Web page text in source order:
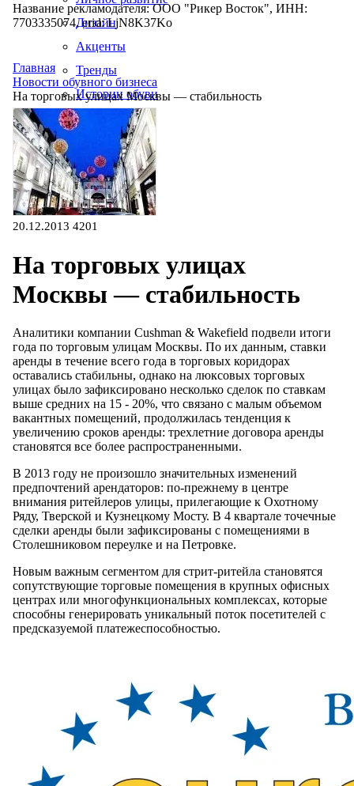
Дизайн
Акценты
Тренды
Истории обуви
Производство
Название рекламодателя: ООО "Рикер Восток", ИНН:
7703335074, erid: LjN8K37Ko
Главная
Новости обувного бизнеса
На торговых улицах Москвы — стабильность
20.12.2013 4201
На торговых улицах
Москвы — стабильность
Аналитики компании Cushman & Wakefield подвели итоги
года по торговым улицам Москвы. По их данным, ставки
аренды в течение всего года в торговых коридорах
оставались стабильны, однако на люксовых торговых
улицах было зафиксировано несколько сделок по ставкам
выше средних на 15 - 20%, что связано с малым объемом
вакантных помещений, продолжилась тенденция к
увеличению сроков аренды: трехлетние договора аренды
становятся все более распространенными.
В 2013 году не произошло значительных изменений
предпочтений арендаторов: по-прежнему в центре
внимания ритейлеров улицы, прилегающие к Охотному
Ряду, Тверской и Кузнецкому Мосту. В 4 квартале точечные
сделки аренды были зафиксированы с помещениями в
Столешниковом переулке и на Петровке.
Новым важным сегментом для стрит-ритейла становятся
сопутствующие торговые помещения в крупных офисных
центрах или многофункциональных комплексах, которые
способны генерировать уникальный поток посетителей с
предсказуемой платежеспособностью.